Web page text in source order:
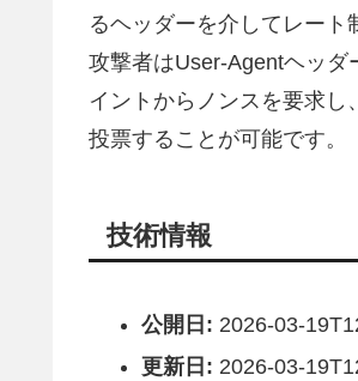
るヘッダーを介してレー
攻撃者はUser-Agentヘッ
イントからノンスを要求
投票することが可能です。
技術情報
公開日: 2026-03-
更新日: 2026-03-